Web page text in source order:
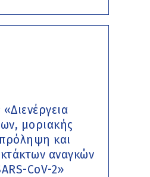
μοριακής
πρόληψη και
αναγκών
CoV-2»